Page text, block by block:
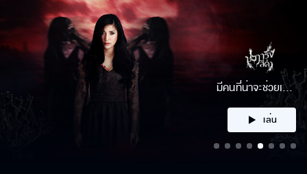
มีคนที่น่าจะช่วยเรา
ได้
เล่น